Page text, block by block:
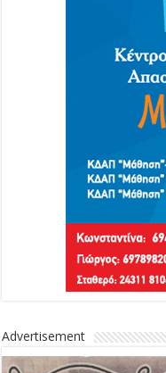
Advertisement